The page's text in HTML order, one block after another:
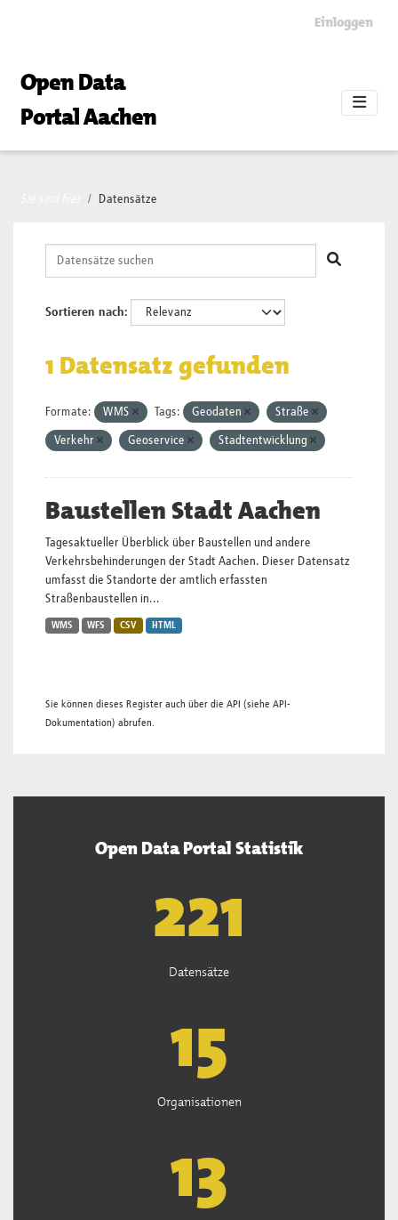
Einloggen
Open Data
Portal Aachen
Datensätze
Sortieren nach
1 Datensatz gefunden
Formate: WMS Tags: Geodaten Straße
Verkehr Geoservice Stadtentwicklung
Baustellen Stadt Aachen
Tagesaktueller Überblick über Baustellen und andere
Verkehrsbehinderungen der Stadt Aachen. Dieser Datensatz
umfasst die Standorte der amtlich erfassten
Straßenbaustellen in...
WMS WFS CSV HTML
Sie können dieses Register auch über die API (siehe API-
Dokumentation) abrufen.
Open Data Portal Statistik
222
Datensätze
15
Organisationen
13